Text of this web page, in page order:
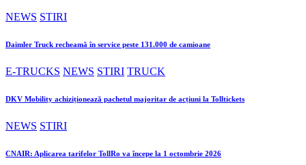
NEWS STIRI
Daimler Truck recheamă în service peste 131.000 de camioane
E-TRUCKS NEWS STIRI TRUCK
DKV Mobility achiziționează pachetul majoritar de acțiuni la Tolltickets
NEWS STIRI
CNAIR: Aplicarea tarifelor TollRo va începe la 1 octombrie 2026